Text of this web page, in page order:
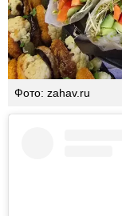
Фото: zahav.ru